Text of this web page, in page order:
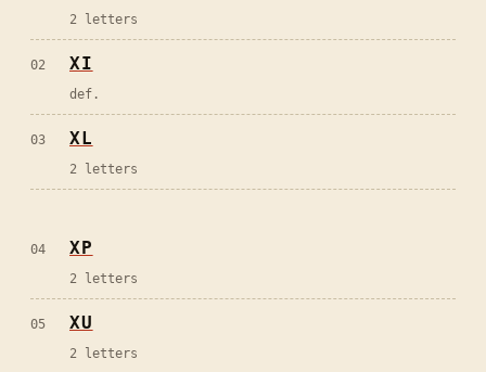
2 letters
02 XI
def.
03 XL
2 letters
04 XP
2 letters
05 XU
2 letters